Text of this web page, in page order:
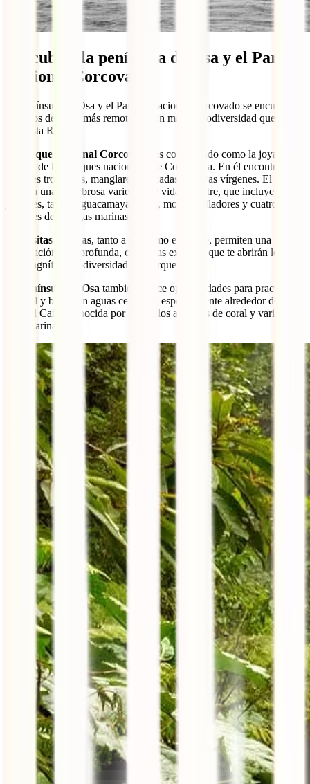
Descubrir la península de Osa y el Parque
Nacional Corcovado
La península de Osa y el Parque Nacional Corcovado se encuentran
entre los destinos más remotos y con mayor biodiversidad que ver
en Costa Rica.
Parque Nacional Corcovado
es considerado como la joya de la
corona de los parques nacionales de Costa Rica. En él encontrarás
bosques tropicales, manglares, cascadas y playas vírgenes. El parque
alberga una asombrosa variedad de vida silvestre, que incluye
jaguares, tapires, guacamayas rojas, monos aulladores y cuatro
especies de tortugas marinas.
visitas guiadas, tanto a pie como en barco, permiten una
exploración más profunda, con guías expertos que te abrirán los ojos
a la magnífica biodiversidad del parque.
península de Osa también ofrece oportunidades para practicar
snorkel y buceo en aguas cercanas, especialmente alrededor de la
Isla del Caño, conocida por sus bellos arrecifes de coral y variada
vida marina.